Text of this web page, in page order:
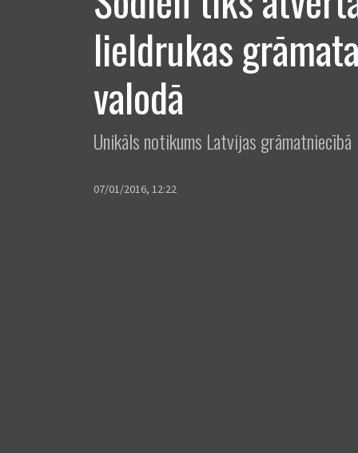
lieldrukas
valodā
Unikāls notikums Latvijas grāmatniecībā
07/01/2016, 12:22